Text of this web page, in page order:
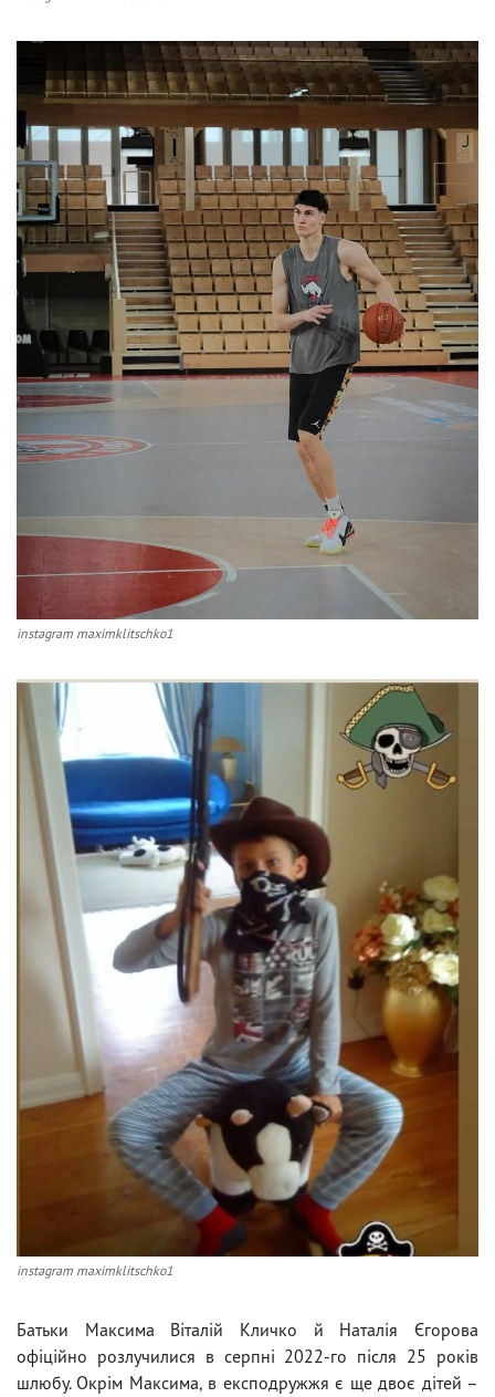
instagram maximklitschko1
instagram maximklitschko1
Батьки Максима Віталій Кличко й Наталія Єгорова
офіційно розлучилися в серпні 2022-го після 25 років
шлюбу. Окрім Максима, в експодружжя є ще двоє дітей –